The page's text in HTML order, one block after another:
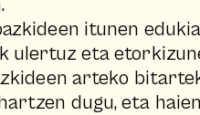
itunen
ulertuz eta
arteko
dugu, eta